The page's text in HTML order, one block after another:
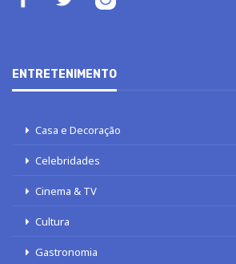
ENTRETENIMENTO
Casa e Decoração
Celebridades
Cinema & TV
Cultura
Gastronomia